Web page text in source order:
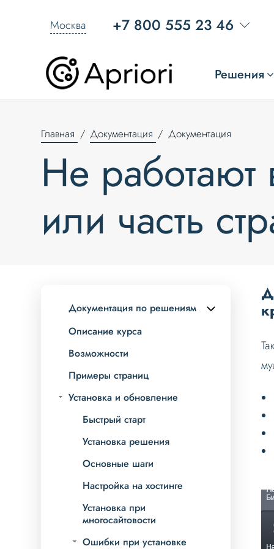
Москва +7 800 555 23 46
Решения
Главная Документация Документация
Не работают
или часть
Документация по решениям
Описание курса
Возможности
Примеры страниц
Установка и обновление
Быстрый старт
Установка решения
Основные шаги
Настройка на хостинге
Установка при
многосайтовости
Ошибки при установке